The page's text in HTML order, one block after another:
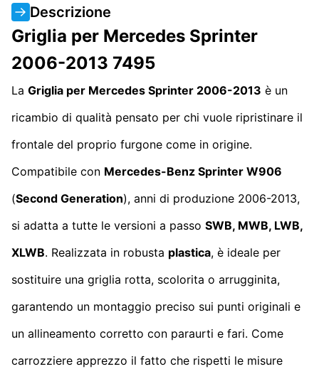
Descrizione
Griglia per Mercedes Sprinter
2006-2013 7495
La Griglia per Mercedes Sprinter 2006-2013 è un
ricambio di qualità pensato per chi vuole ripristinare il
frontale del proprio furgone come in origine.
Compatibile con Mercedes-Benz Sprinter W906
(Second Generation), anni di produzione 2006-2013,
si adatta a tutte le versioni a passo SWB, MWB, LWB,
XLWB. Realizzata in robusta plastica, è ideale per
sostituire una griglia rotta, scolorita o arrugginita,
garantendo un montaggio preciso sui punti originali e
un allineamento corretto con paraurti e fari. Come
carrozziere apprezzo il fatto che rispetti le misure